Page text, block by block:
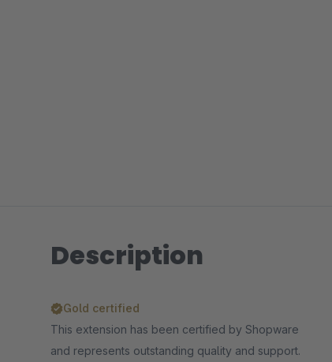
Description
Gold certified
This extension has been certified by Shopware
and represents outstanding quality and support.